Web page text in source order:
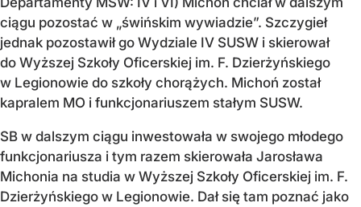
ciągu pozostać w „świńskim wywiadzie”. Szczygieł
jednak pozostawił go Wydziale IV SUSW i skierował
do Wyższej Szkoły Oficerskiej im. F. Dzierżyńskiego
w Legionowie do szkoły chorążych. Michoń został
kapralem MO i funkcjonariuszem stałym SUSW.
SB w dalszym ciągu inwestowała w swojego młodego
funkcjonariusza i tym razem skierowała Jarosława
Michonia na studia w Wyższej Szkoły Oficerskiej im. F.
Dzierżyńskiego w Legionowie. Dał się tam poznać jako